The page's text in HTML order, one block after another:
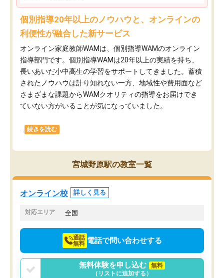
個別指導20年以上のノウハウと、オンラインの
利便性が融合した新サービス
オンライン家庭教師WAMは、個別指導WAMのオンライン
指導部門です。個別指導WAMは20年以上の実績を持ち、
長いあいだ小中高生の学習をサポートしてきました。蓄積
されたノウハウは計り知れない一方、地域性や費用面など
さまざまな課題からWAMクオリティの指導をお届けでき
ていない方がいることが気になっていました。
続きを読む
宮城野原駅の教室一覧
オンライン校 詳しく見る
対応エリア 全国
通話
無料 電話で問い合わせする
無料体験を申し込む
無料
（リストに追加する）